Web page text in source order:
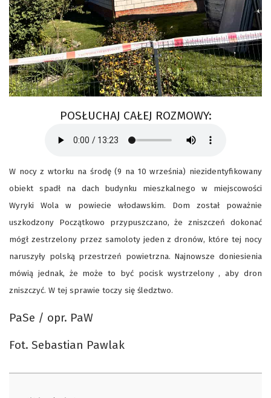
POSŁUCHAJ CAŁEJ ROZMOWY:
W nocy z wtorku na środę (9 na 10 września) niezidentyfikowany
obiekt spadł na dach budynku mieszkalnego w miejscowości
Wyryki Wola w powiecie włodawskim. Dom został poważnie
uszkodzony Początkowo przypuszczano, że zniszczeń dokonać
mógł zestrzelony przez samoloty jeden z dronów, które tej nocy
naruszyły polską przestrzeń powietrzna. Najnowsze doniesienia
mówią jednak, że może to być pocisk wystrzelony , aby dron
zniszczyć. W tej sprawie toczy się śledztwo.
PaSe / opr. PaW
Fot. Sebastian Pawlak